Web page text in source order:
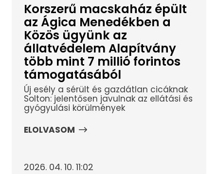
Korszerű macskaház épült
az Ágica Menedékben a
Közös ügyünk az
állatvédelem Alapítvány
több mint 7 millió forintos
támogatásából
Új esély a sérült és gazdátlan cicáknak
Solton: jelentősen javulnak az ellátási és
gyógyulási körülmények
ELOLVASOM
2026. 04. 10. 11:02